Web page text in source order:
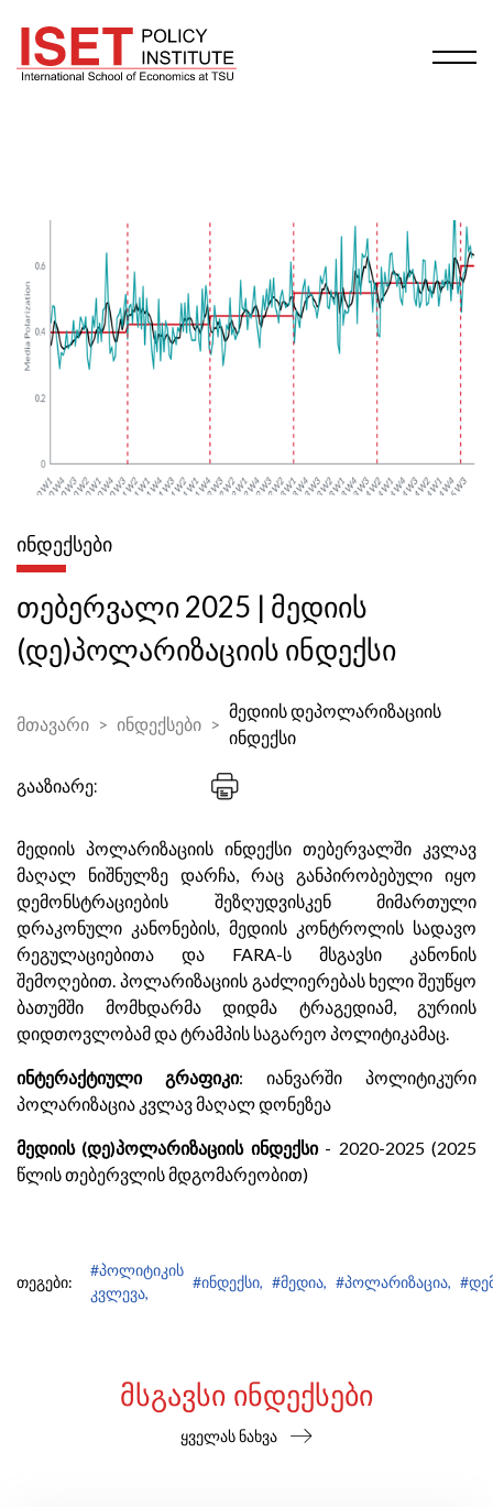
ᲘᲜᲓᲔᲥᲡᲔᲑᲘ
თებერვალი 2025 | მედიის
(დე)პოლარიზაციის ინდექსი
მთავარი ინდექსები
მედიის დეპოლარიზაციის
ინდექსი
გააზიარე:
მედიის პოლარიზაციის ინდექსი თებერვალში კვლავ
მაღალ ნიშნულზე დარჩა, რაც განპირობებული იყო
დემონსტრაციების შეზღუდვისკენ მიმართული
დრაკონული კანონების, მედიის კონტროლის სადავო
რეგულაციებითა და FARA-ს მსგავსი კანონის
შემოღებით. პოლარიზაციის გაძლიერებას ხელი შეუწყო
ბათუმში მომხდარმა დიდმა ტრაგედიამ, გურიის
დიდთოვლობამ და ტრამპის საგარეო პოლიტიკამაც.
ინტერაქტიული გრაფიკი: იანვარში პოლიტიკური
პოლარიზაცია კვლავ მაღალ დონეზეა
მედიის (დე)პოლარიზაციის ინდექსი- 2020-2025 (2025
წლის თებერვლის მდგომარეობით)
თეგები:
#პოლიტიკის
კვლევა,
#ინდექსი, #მედია, #პოლარიზაცია,
ᲛᲡᲒᲐᲕᲡᲘ ᲘᲜᲓᲔᲥᲡᲔᲑᲘ
ყველას ნახვა